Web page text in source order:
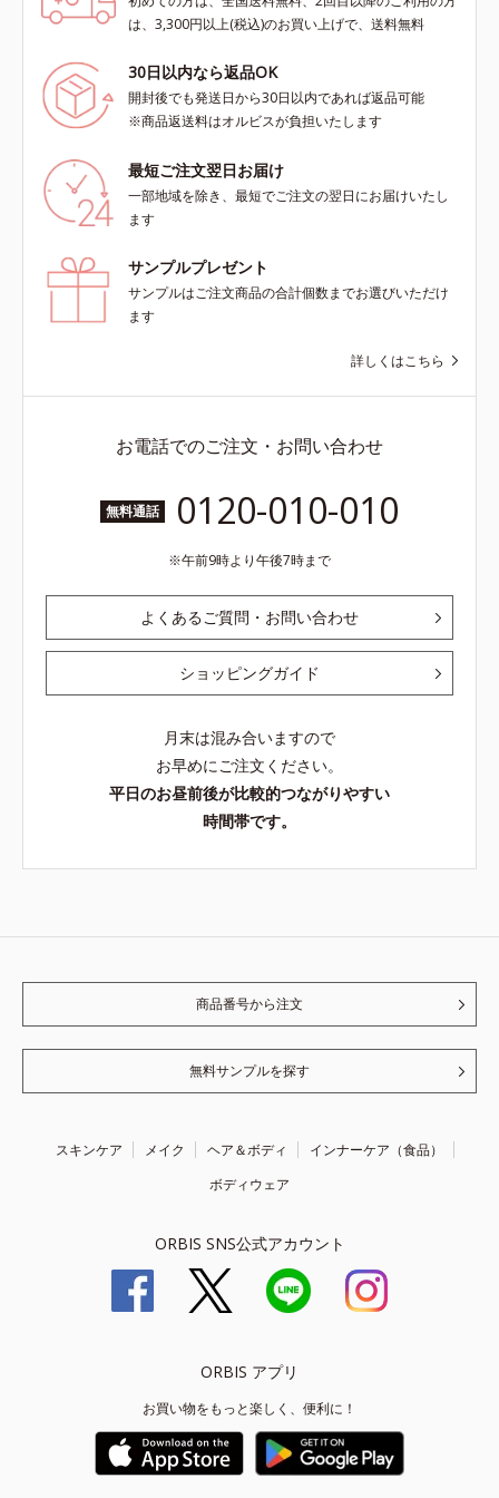
は、3,300円以上(税込)のお買い上げで、送料無料
30日以内なら返品OK
開封後でも発送日から30日以内であれば返品可能
※商品返送料はオルビスが負担いたします
最短ご注文翌日お届け
一部地域を除き、最短でご注文の翌日にお届けいたし
ます
サンプルプレゼント
サンプルはご注文商品の合計個数までお選びいただけ
ます
詳しくはこちら
お電話でのご注文・お問い合わせ
無料通話 0120-010-010
午前9時より午後7時まで
よくあるご質問・お問い合わせ
ショッピングガイド
月末は混み合いますので
お早めにご注文ください。
平日のお昼前後が比較的つながりやすい
時間帯です。
商品番号から注文
無料サンプルを探す
スキンケア メイク ヘア＆ボディ
インナーケア（食品）
ボディウェア
ORBIS SNS公式アカウント
ORBIS アプリ
お買い物をもっと楽しく、便利に！